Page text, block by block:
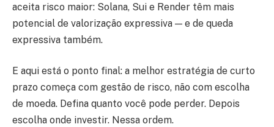
aceita risco maior: Solana, Sui e Render têm mais
potencial de valorização expressiva — e de queda
expressiva também.
E aqui está o ponto final: a melhor estratégia de curto
prazo começa com gestão de risco, não com escolha
de moeda. Defina quanto você pode perder. Depois
escolha onde investir. Nessa ordem.